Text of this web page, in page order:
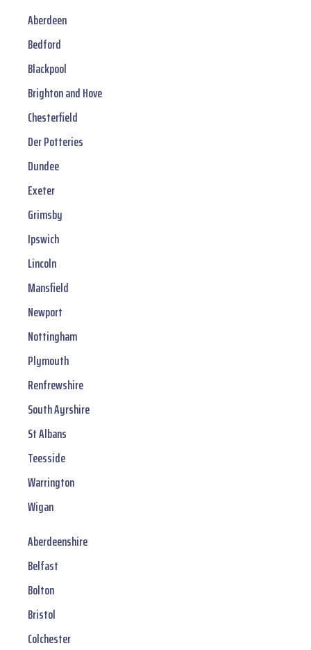
Aberdeen
Bedford
Blackpool
Brighton and Hove
Chesterfield
Der Potteries
Dundee
Exeter
Grimsby
Ipswich
Lincoln
Mansfield
Newport
Nottingham
Plymouth
Renfrewshire
South Ayrshire
St Albans
Teesside
Warrington
Wigan
Aberdeenshire
Belfast
Bolton
Bristol
Colchester